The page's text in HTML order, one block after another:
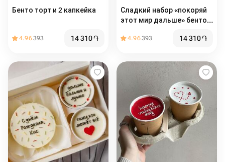
Бенто торт и 2 капкейка
4.96393 14 310֏
Сладкий набор «покоряй
этот мир дальше» бенто +
4.96393 14 310֏